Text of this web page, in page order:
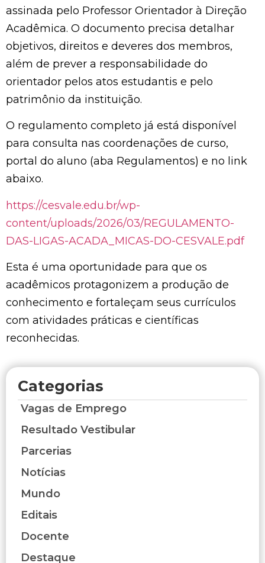
assinada pelo Professor Orientador à Direção
Acadêmica. O documento precisa detalhar
objetivos, direitos e deveres dos membros,
além de prever a responsabilidade do
orientador pelos atos estudantis e pelo
patrimônio da instituição.
O regulamento completo já está disponível
para consulta nas coordenações de curso,
portal do aluno (aba Regulamentos) e no link
abaixo.
https://cesvale.edu.br/wp-
content/uploads/2026/03/REGULAMENTO-
DAS-LIGAS-ACADA_MICAS-DO-CESVALE.pdf
Esta é uma oportunidade para que os
acadêmicos protagonizem a produção de
conhecimento e fortaleçam seus currículos
com atividades práticas e científicas
reconhecidas.
Categorias
Vagas de Emprego
Resultado Vestibular
Parcerias
Notícias
Mundo
Editais
Docente
Destaque